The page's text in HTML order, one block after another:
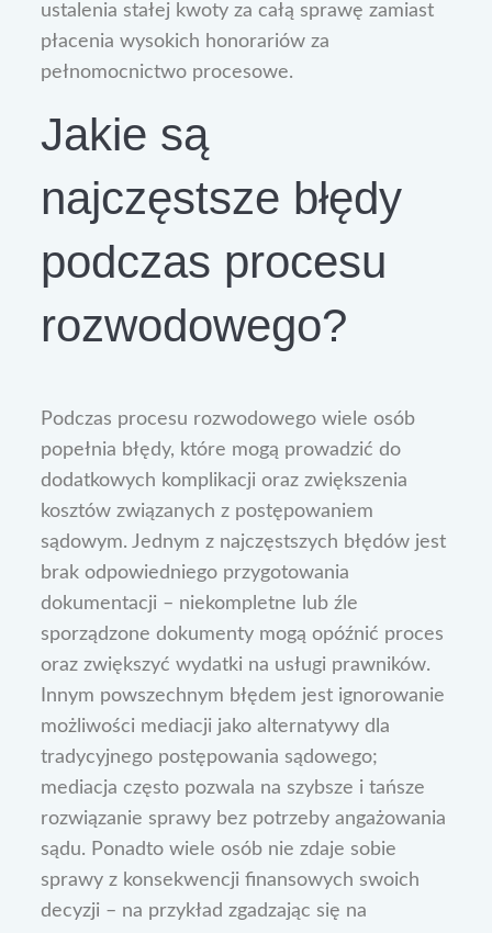
ustalenia stałej kwoty za całą sprawę zamiast
płacenia wysokich honorariów za
pełnomocnictwo procesowe.
Jakie są
najczęstsze błędy
podczas procesu
rozwodowego?
Podczas procesu rozwodowego wiele osób
popełnia błędy, które mogą prowadzić do
dodatkowych komplikacji oraz zwiększenia
kosztów związanych z postępowaniem
sądowym. Jednym z najczęstszych błędów jest
brak odpowiedniego przygotowania
dokumentacji – niekompletne lub źle
sporządzone dokumenty mogą opóźnić proces
oraz zwiększyć wydatki na usługi prawników.
Innym powszechnym błędem jest ignorowanie
możliwości mediacji jako alternatywy dla
tradycyjnego postępowania sądowego;
mediacja często pozwala na szybsze i tańsze
rozwiązanie sprawy bez potrzeby angażowania
sądu. Ponadto wiele osób nie zdaje sobie
sprawy z konsekwencji finansowych swoich
decyzji – na przykład zgadzając się na